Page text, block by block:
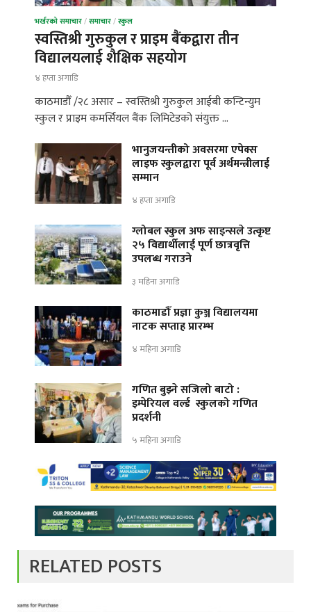
भर्खरको समाचार/समाचार/स्कुल
स्वस्तिश्री गुरुकुल र प्राइम बैंकद्वारा तीन
विद्यालयलाई शैक्षिक सहयोग
४ हप्ता अगाडि
काठमाडौँ /२८ असार – स्वस्तिश्री गुरुकुल आईबी कन्टिन्युम
स्कुल र प्राइम कमर्सियल बैंक लिमिटेडको संयुक्त …
भानुजयन्तीको अवसरमा एपेक्स
लाइफ स्कुलद्वारा पूर्व अर्थमन्त्रीलाई
सम्मान
४ हप्ता अगाडि
ग्लोबल स्कुल अफ साइन्सले उत्कृष्ट
२५ विद्यार्थीलाई पूर्ण छात्रवृत्ति
उपलब्ध गराउने
३ महिना अगाडि
काठमाडौँ प्रज्ञा कुञ्ज विद्यालयमा
नाटक सप्ताह प्रारम्भ
४ महिना अगाडि
गणित बुझ्ने सजिलो बाटो :
इम्पेरियल वर्ल्ड स्कुलको गणित
प्रदर्शनी
५ महिना अगाडि
RELATED POSTS